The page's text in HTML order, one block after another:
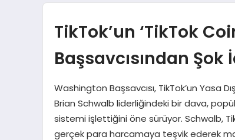
TikTok’un ‘TikTok
Başsavcısından Şok
Washington Başsavcısı, TikTok’un Yasa
Brian Schwalb liderliğindeki bir dava,
sistemi işlettiğini öne sürüyor. Schwalb,
gerçek para harcamaya teşvik ederek